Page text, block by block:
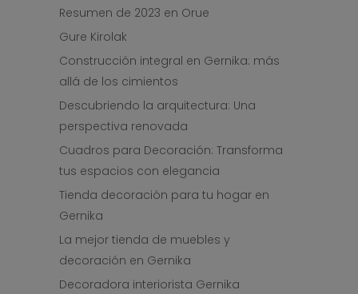
Resumen de 2023 en Orue
Gure Kirolak
Construcción integral en Gernika: más
allá de los cimientos
Descubriendo la arquitectura: Una
perspectiva renovada
Cuadros para Decoración: Transforma
tus espacios con elegancia
Tienda decoración para tu hogar en
Gernika
La mejor tienda de muebles y
decoración en Gernika
Decoradora interiorista Gernika